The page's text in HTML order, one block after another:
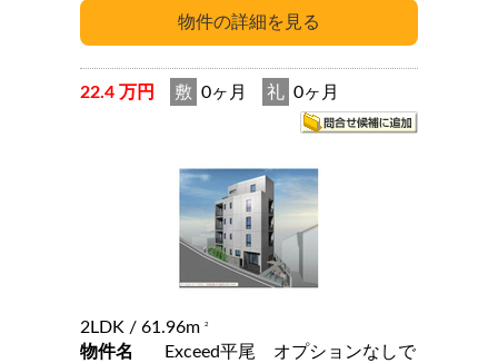
22.4 万円 敷 0ヶ月 礼 0ヶ月
2LDK / 61.96m 2
物件名
Exceed平尾 オプションなしで